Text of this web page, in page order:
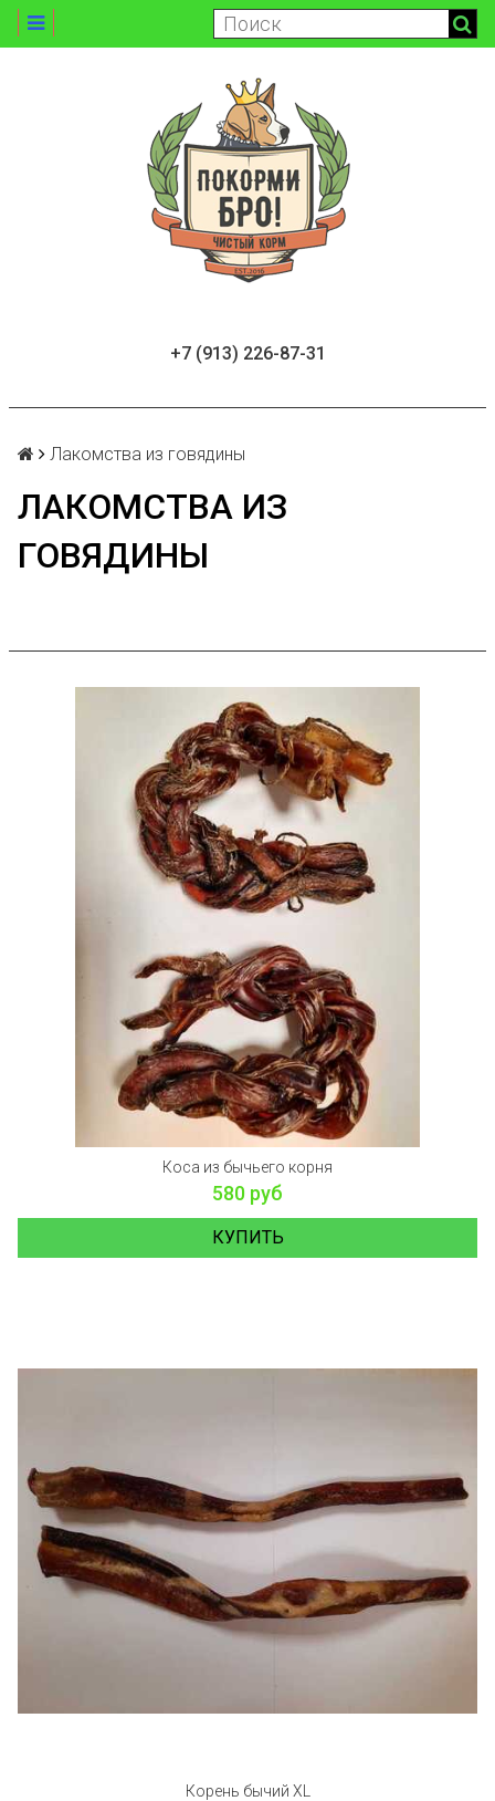
+7 (913) 226-87-31
Лакомства из говядины
ЛАКОМСТВА ИЗ
ГОВЯДИНЫ
Коса из бычьего корня
580 руб
КУПИТЬ
Корень бычий XL